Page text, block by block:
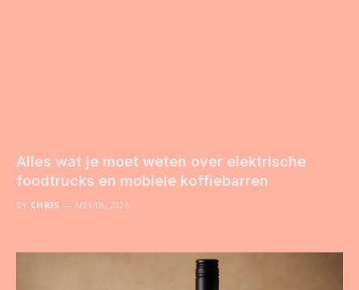
Alles wat je moet weten over elektrische
foodtrucks en mobiele koffiebarren
BY CHRIS MEI 18, 2026